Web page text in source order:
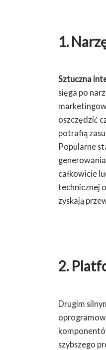
1.
Sztuczna
sięga po
oszczędzić
potrafią
Popularne
całkowicie
technicznej
zyskają
2.
Drugim
szybszego